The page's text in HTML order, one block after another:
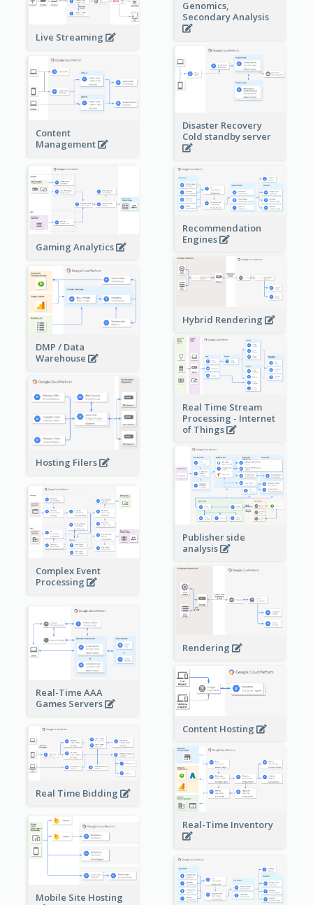
Genomics,
Secondary Analysis
Live Streaming
Disaster Recovery
Cold standby server
Content
Management
Gaming Analytics
Recommendation
Engines
Hybrid Rendering
DMP / Data
Warehouse
Real Time Stream
Processing - Internet
of Things
Hosting Filers
Publisher side
analysis
Complex Event
Processing
Rendering
Real-Time AAA
Games Servers
Content Hosting
Real Time Bidding
Real-Time Inventory
Mobile Site Hosting